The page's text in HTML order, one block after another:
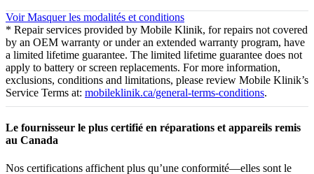
Voir Masquerles modalités et conditions
* Repair services provided by Mobile Klinik, for repairs not covered
by an OEM warranty or under an extended warranty program, have
a limited lifetime guarantee. The limited lifetime guarantee does not
apply to battery or screen replacements. For more information,
exclusions, conditions and limitations, please review Mobile Klinik’s
Service Terms at: mobileklinik.ca/general-terms-conditions.
Le fournisseur le plus certifié en réparations et appareils remis
au Canada
Nos certifications affichent plus qu’une conformité—elles sont le